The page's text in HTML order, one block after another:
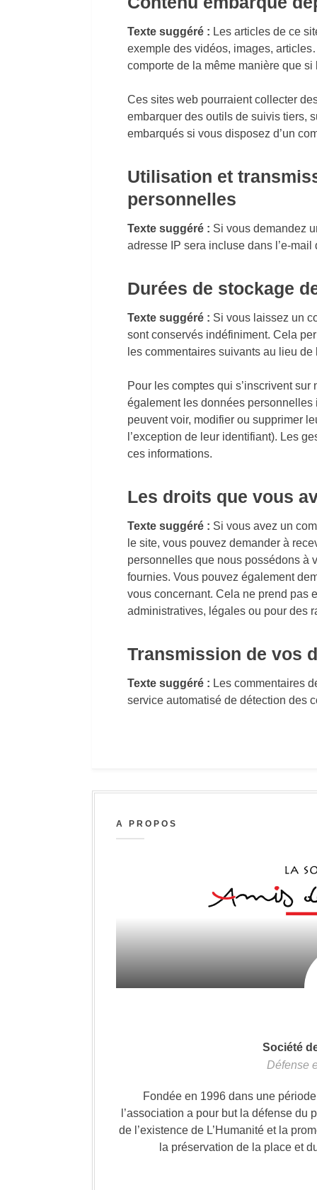
Texte suggéré : Les articles de ce
exemple des vidéos, images,
comporte de la même manière que
Ces sites web pourraient collecter
embarquer des outils de suivis tiers,
embarqués si vous disposez d’un
Utilisation et
personnelles
Texte suggéré : Si vous demandez
adresse IP sera incluse dans l’e-
Durées de stockage
Texte suggéré : Si vous laissez un
sont conservés indéfiniment. Cela
les commentaires suivants au lieu
Pour les comptes qui s’inscrivent
également les données
peuvent voir, modifier ou supprimer
l’exception de leur identifiant). Les
ces informations.
Les droits que vous
Texte suggéré : Si vous avez un
le site, vous pouvez demander à
personnelles que nous possédons à
fournies. Vous pouvez également
vous concernant. Cela ne prend pas
administratives, légales ou pour des
Transmission de vos
Texte suggéré : Les commentaires
service automatisé de détection des
A PROPOS
Société
Défense
Fondée en 1996 dans une
l’association a pour but la défense
de l’existence de L’Humanité et la
la préservation de la place et